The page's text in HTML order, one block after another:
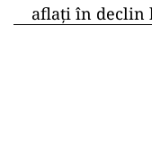
aflați în declin